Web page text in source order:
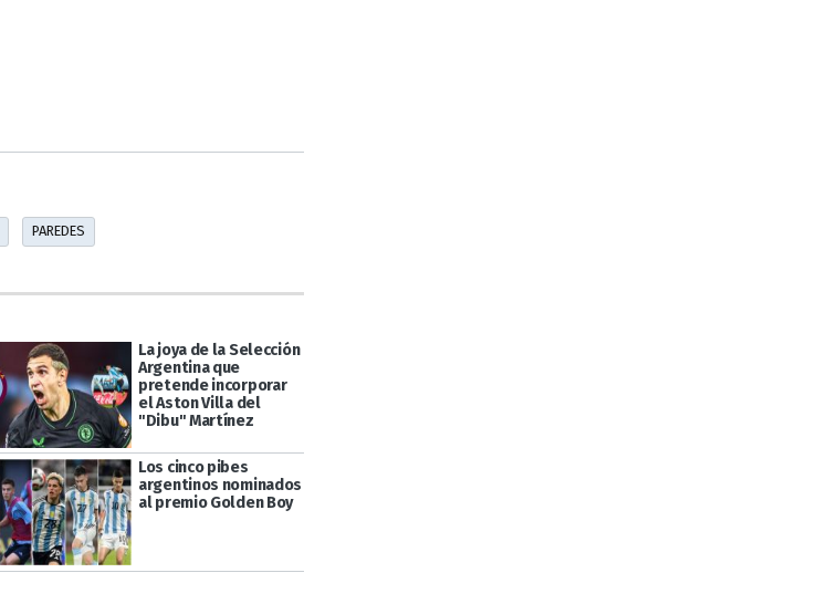
PAREDES
La joya de la Selección
Argentina que
pretende incorporar
el Aston Villa del
"Dibu" Martínez
Los cinco pibes
argentinos nominados
al premio Golden Boy